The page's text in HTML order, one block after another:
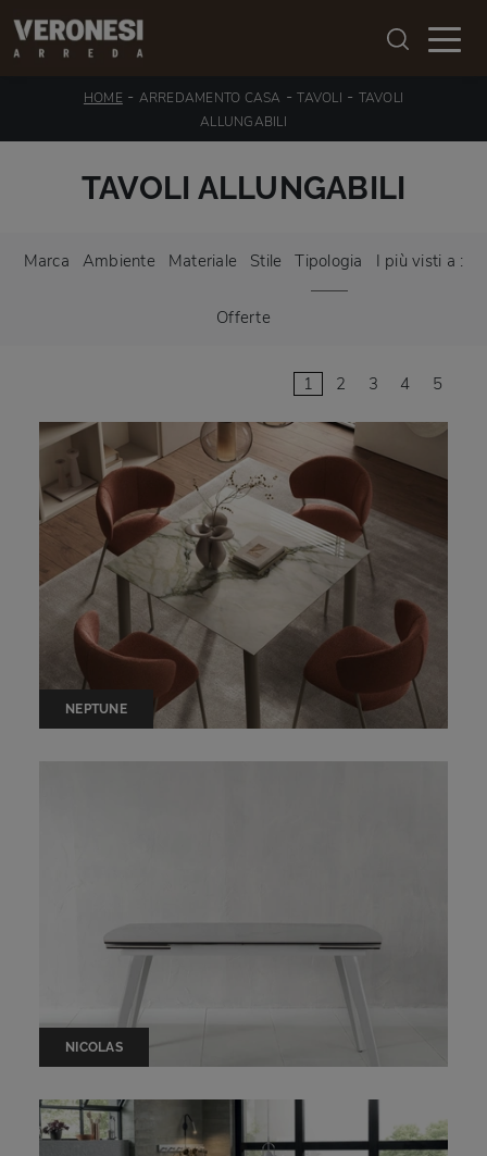
HOME - ARREDAMENTO CASA -TAVOLI - TAVOLI
ALLUNGABILI
TAVOLI ALLUNGABILI
Marca Ambiente Materiale Stile Tipologia I più visti a :
Offerte
1 2 3 4 5
NEPTUNE
NICOLAS